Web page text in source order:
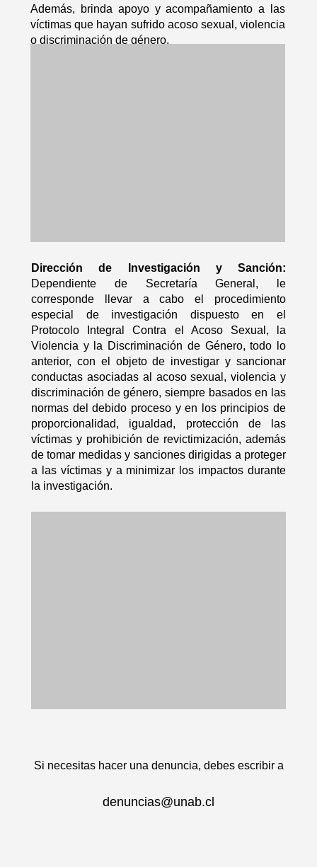
Además, brinda apoyo y acompañamiento a las
víctimas que hayan sufrido acoso sexual, violencia
o discriminación de género.
Dirección de Investigación y Sanción:
Dependiente de Secretaría General, le
corresponde llevar a cabo el procedimiento
especial de investigación dispuesto en el
Protocolo Integral Contra el Acoso Sexual, la
Violencia y la Discriminación de Género, todo lo
anterior, con el objeto de investigar y sancionar
conductas asociadas al acoso sexual, violencia y
discriminación de género, siempre basados en las
normas del debido proceso y en los principios de
proporcionalidad, igualdad, protección de las
víctimas y prohibición de revictimización, además
de tomar medidas y sanciones dirigidas a proteger
a las víctimas y a minimizar los impactos durante
la investigación.
Si necesitas hacer una denuncia, debes escribir a
denuncias@unab.cl